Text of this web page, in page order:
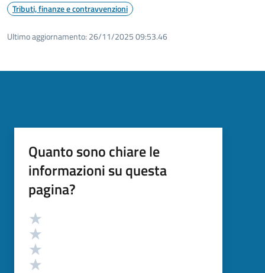
Tributi, finanze e contravvenzioni
Ultimo aggiornamento: 26/11/2025 09:53.46
Quanto sono chiare le
informazioni su questa
pagina?
Valutazione